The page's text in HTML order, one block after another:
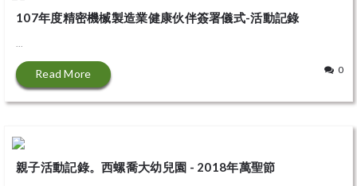
107年度精密機楲製造業健康伙伴簽署儀式-活動記錄
...
Read More 0
親子活動記錄。西螺喬大幼兒園 - 2018年萬聖節